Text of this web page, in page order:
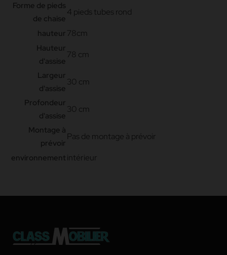
Forme de pieds
de chaise
4 pieds tubes rond
hauteur 78cm
Hauteur
d'assise
78 cm
Largeur
d'assise
30 cm
Profondeur
d'assise
30 cm
Montage à
prévoir
Pas de montage à prévoir
environnement intérieur